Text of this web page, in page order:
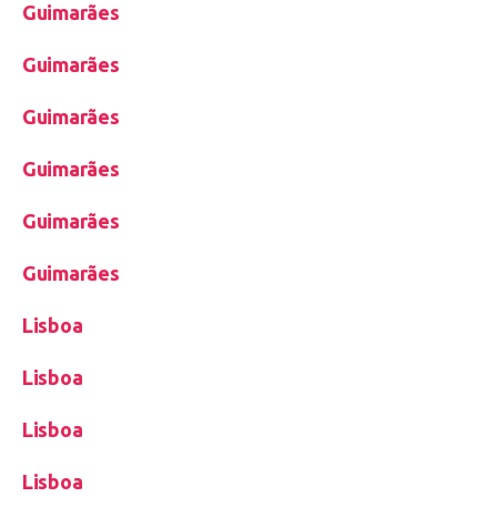
Guimarães
Guimarães
Guimarães
Guimarães
Guimarães
Guimarães
Lisboa
Lisboa
Lisboa
Lisboa